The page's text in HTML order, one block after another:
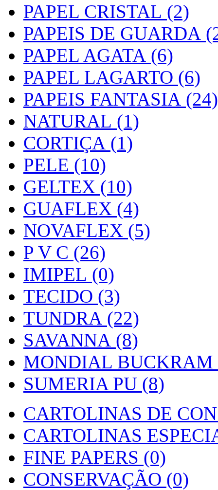
PAPEL CRISTAL (2)
PAPEIS DE GUARDA
PAPEL AGATA (6)
PAPEL LAGARTO (6)
PAPEIS FANTASIA (24)
NATURAL (1)
CORTIÇA (1)
PELE (10)
GELTEX (10)
GUAFLEX (4)
NOVAFLEX (5)
P V C (26)
IMIPEL (0)
TECIDO (3)
TUNDRA (22)
SAVANNA (8)
MONDIAL BUCKRAM
SUMERIA PU (8)
CARTOLINAS DE
CARTOLINAS
FINE PAPERS (0)
CONSERVAÇÃO (0)